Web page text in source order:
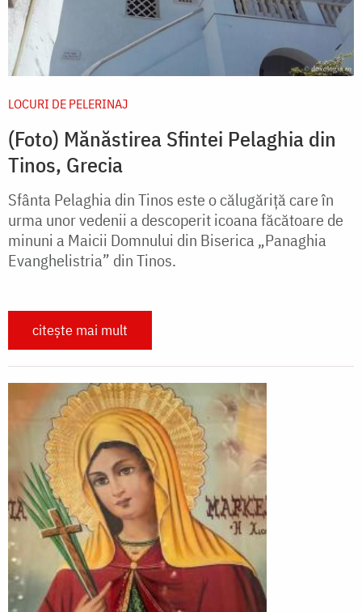
LOCURI DE PELERINAJ
(Foto) Mănăstirea Sfintei Pelaghia din
Tinos, Grecia
Sfânta Pelaghia din Tinos este o călugăriță care în
urma unor vedenii a descoperit icoana făcătoare de
minuni a Maicii Domnului din Biserica „Panaghia
Evanghelistria” din Tinos.
citește mai mult